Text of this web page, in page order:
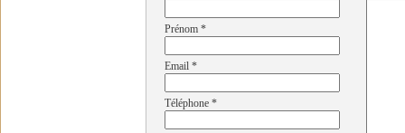
Prénom *
Email *
Téléphone *